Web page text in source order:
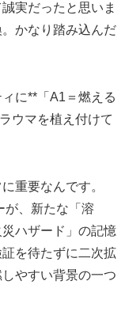
実だったと思いま
かなり踏み込んだ
に**「A1＝燃える
ウマを植え付けて
重要なんです。
が、新たな「溶
ハザード」の記憶
を待たずに二次拡
やすい背景の一つ